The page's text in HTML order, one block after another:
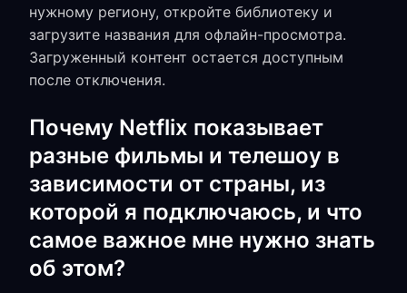
нужному региону, откройте библиотеку и
загрузите названия для офлайн-просмотра.
Загруженный контент остается доступным
после отключения.
Почему Netflix показывает
разные фильмы и телешоу в
зависимости от страны, из
которой я подключаюсь, и что
самое важное мне нужно знать
об этом?